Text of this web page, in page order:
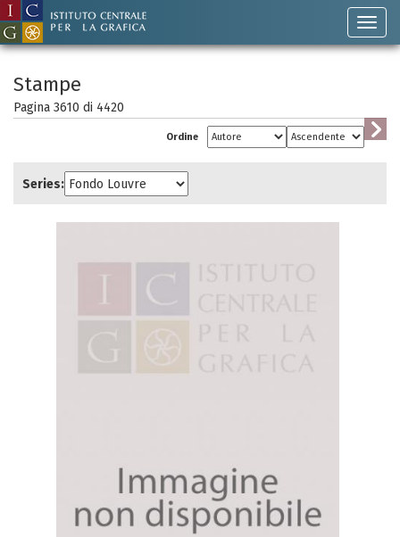
Stampe
Pagina 3610 di 4420
Ordine
Series: